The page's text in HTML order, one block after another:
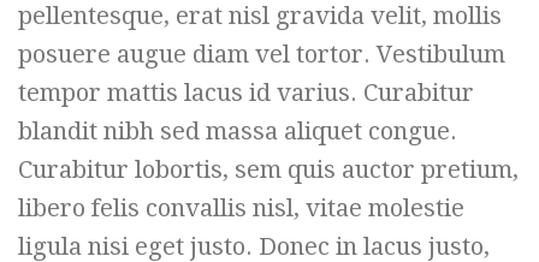
pellentesque, erat nisl gravida velit, mollis
posuere augue diam vel tortor. Vestibulum
tempor mattis lacus id varius. Curabitur
blandit nibh sed massa aliquet congue.
Curabitur lobortis, sem quis auctor pretium,
libero felis convallis nisl, vitae molestie
ligula nisi eget justo. Donec in lacus justo,